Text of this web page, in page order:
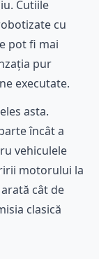
Cutiile
cu
pot fi mai
pur
executate.
asta.
încât a
vehiculele
motorului la
cât de
clasică